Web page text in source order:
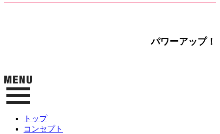
パワーアップ！
トップ
コンセプト